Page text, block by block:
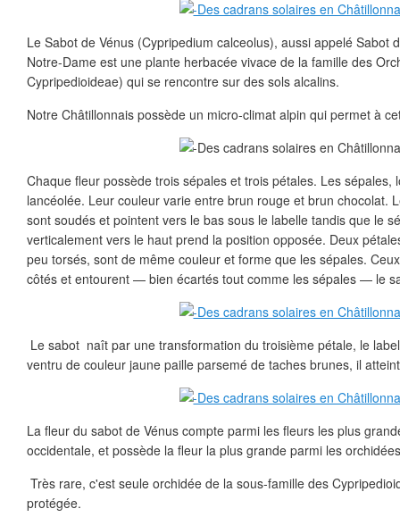
Le Sabot de Vénus (Cypripedium calceolus), aussi appelé Sabot
Notre-Dame est une plante herbacée vivace de la famille des
Cypripedioideae) qui se rencontre sur des sols alcalins.
Notre Châtillonnais possède un micro-climat alpin qui permet à
Chaque fleur possède trois sépales et trois pétales. Les sépales,
lancéolée. Leur couleur varie entre brun rouge et brun chocolat.
sont soudés et pointent vers le bas sous le labelle tandis que le
verticalement vers le haut prend la position opposée. Deux
peu torsés, sont de même couleur et forme que les sépales.
côtés et entourent — bien écartés tout comme les sépales — le
Le sabot naît par une transformation du troisième pétale, le
ventru de couleur jaune paille parsemé de taches brunes, il
La fleur du sabot de Vénus compte parmi les fleurs les plus
occidentale, et possède la fleur la plus grande parmi les
Très rare, c'est seule orchidée de la sous-famille des
protégée.